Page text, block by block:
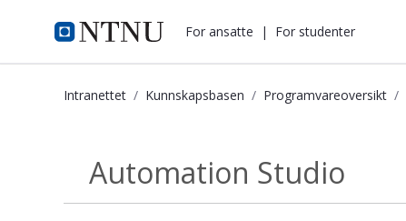
i.ntnu.no For ansatte | For studenter
Intranettet Kunnskapsbasen Programvareoversikt
Programvareprodukter
Automation Studio